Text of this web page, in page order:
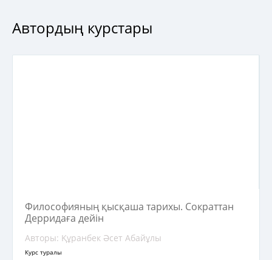
Автордың курстары
Философияның қысқаша тарихы. Сократтан
Дерридаға дейін
Авторы: Құранбек Әсет Абайұлы
Курс туралы